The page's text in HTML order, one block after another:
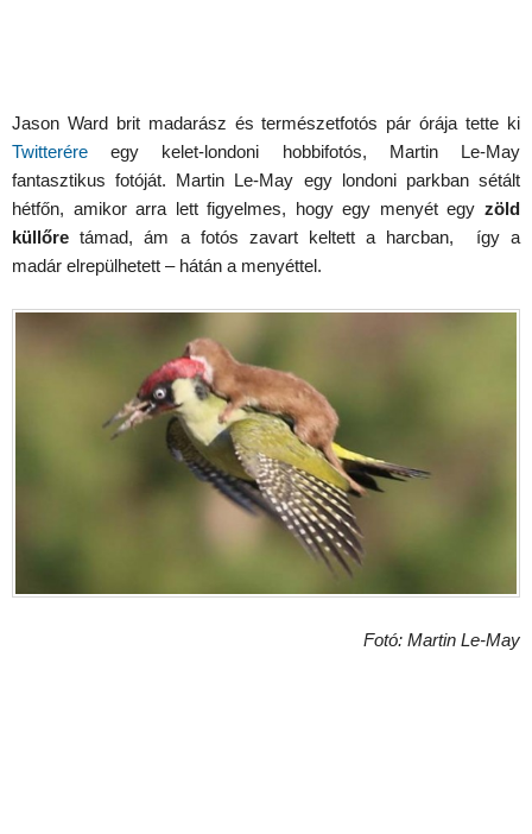
Jason Ward brit madarász és természetfotós pár órája tette ki
Twitterére egy kelet-londoni hobbifotós, Martin Le-May
fantasztikus fotóját. Martin Le-May egy londoni parkban sétált
hétfőn, amikor arra lett figyelmes, hogy egy menyét egy zöld
küllőre támad, ám a fotós zavart keltett a harcban, így a
madár elrepülhetett – hátán a menyéttel.
Fotó: Martin Le-May